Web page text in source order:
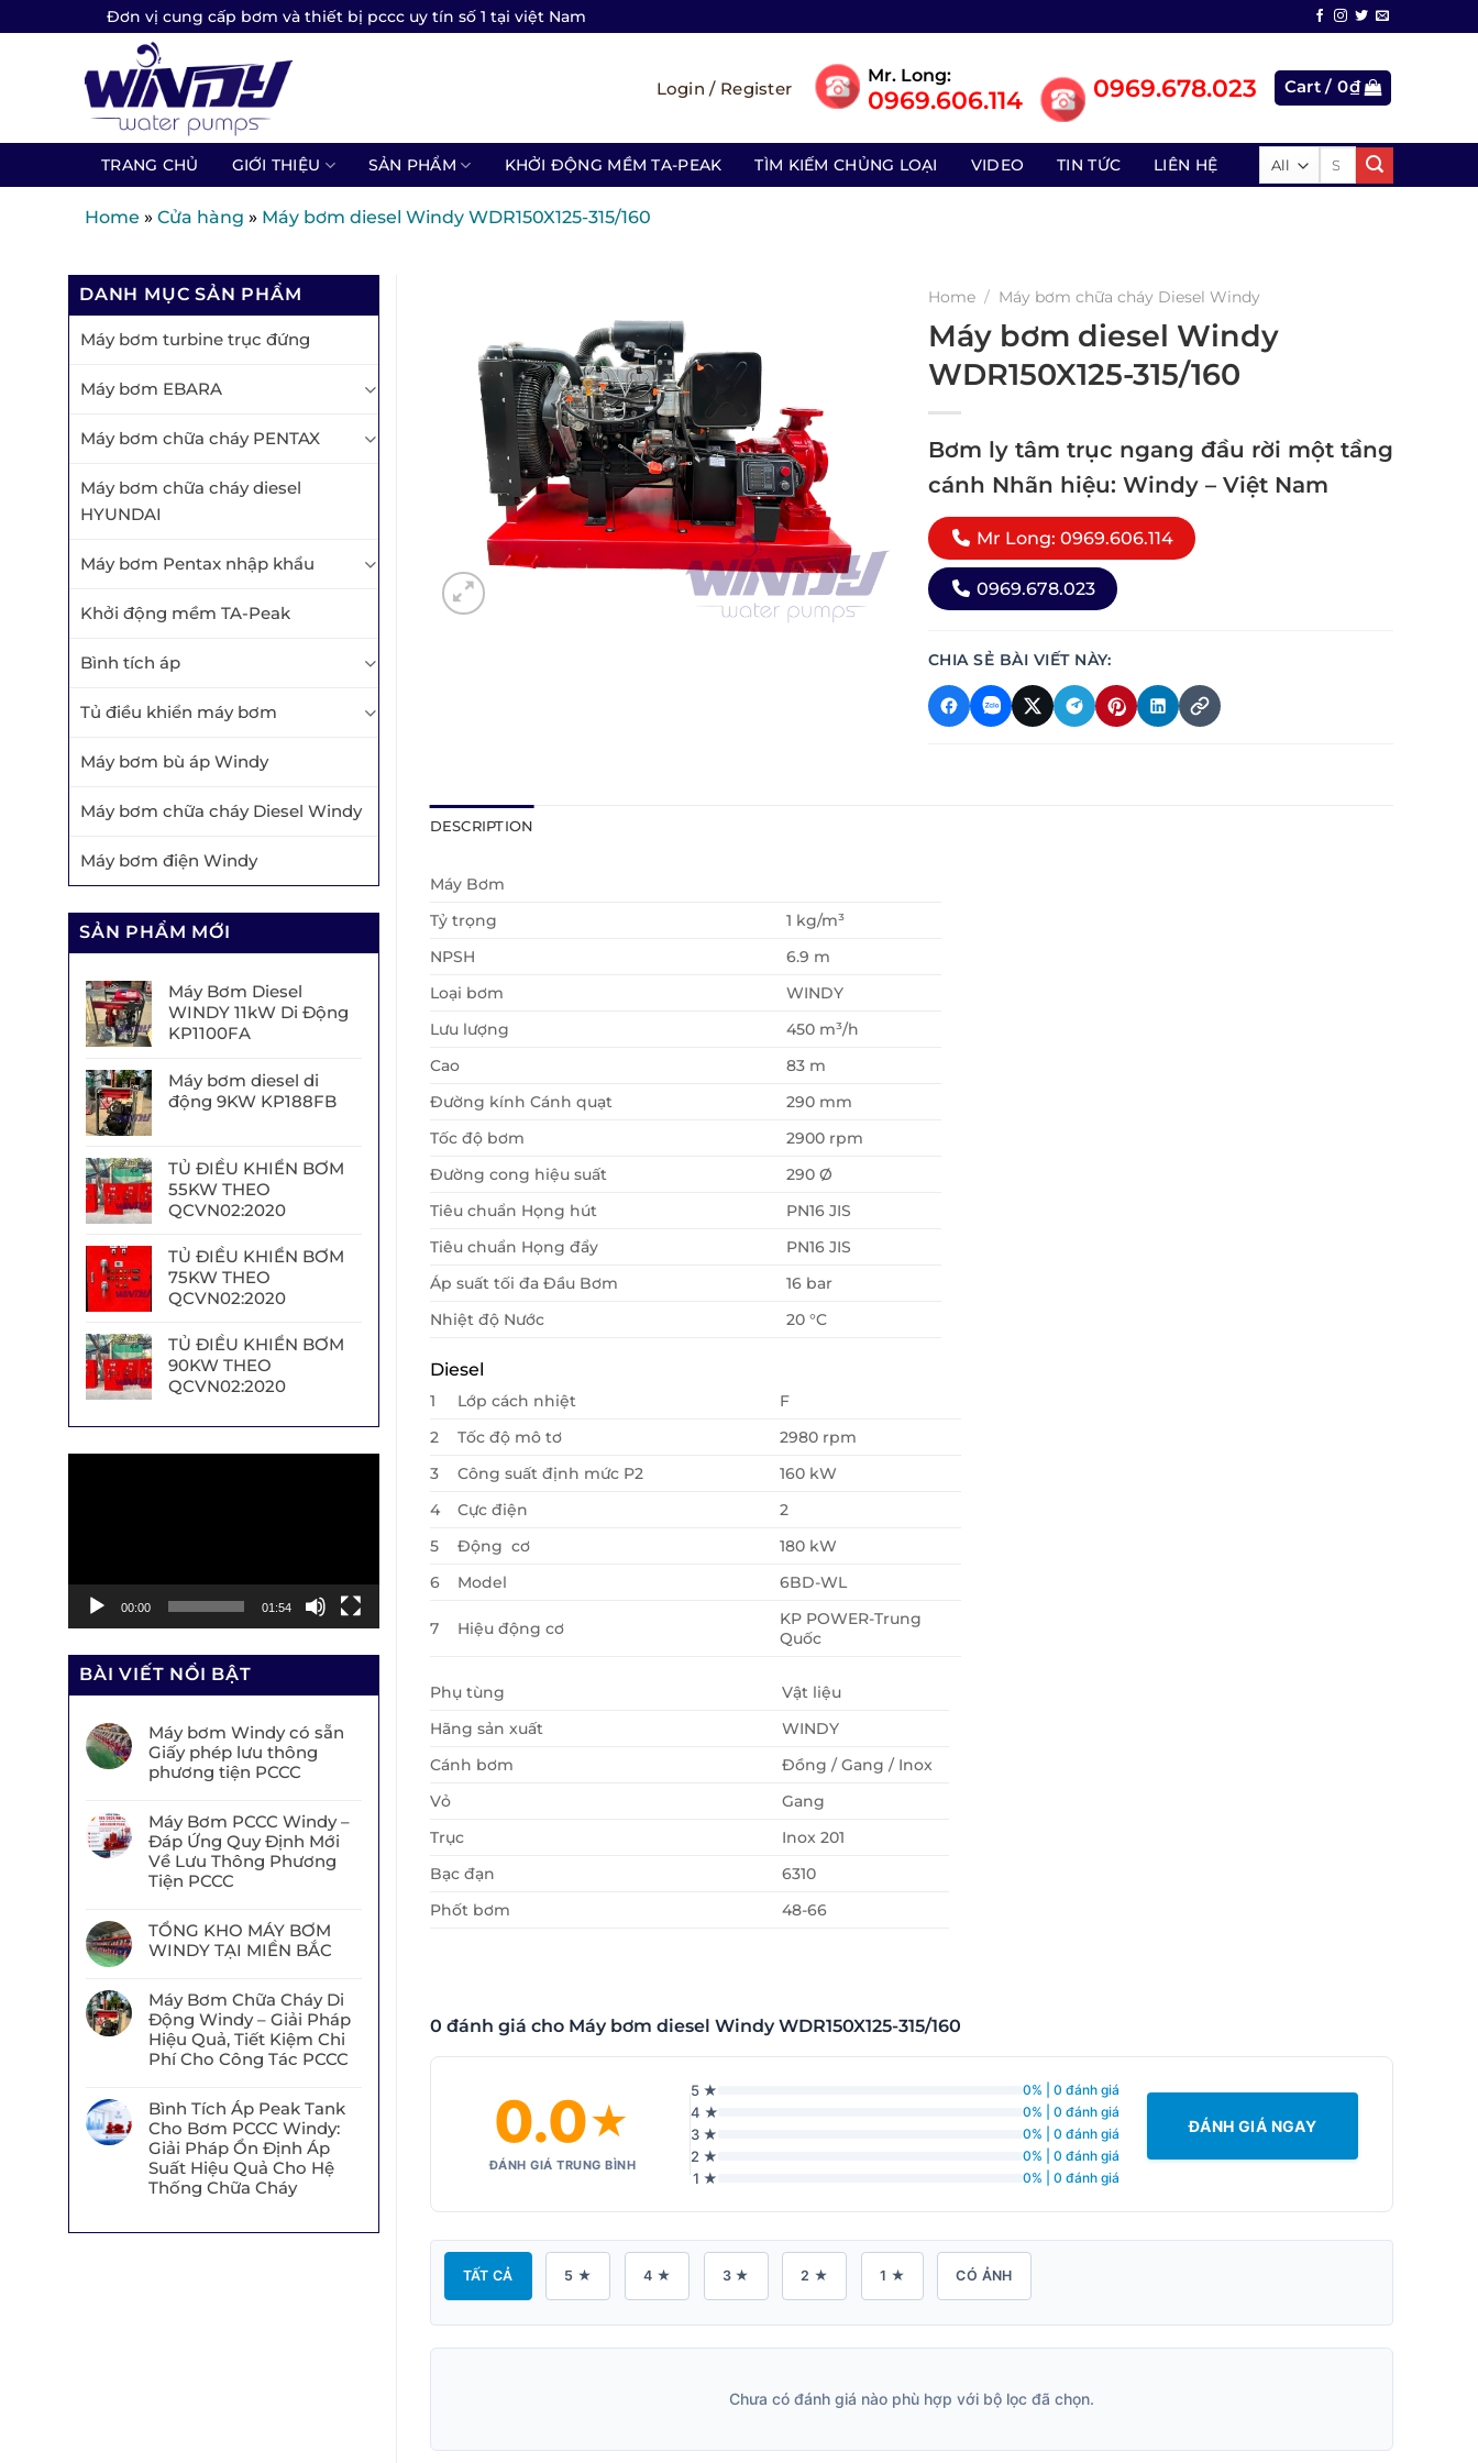
to
Đơn vị cung cấp bơm và thiết bị pccc uy tín số 1 tại việt Nam
Login / Register
Mr. Long:
0969.606.114 0969.678.023 Cart /0₫
TRANG CHỦ GIỚI THIỆU SẢN PHẨM KHỞI ĐỘNG MỀM TA-PEAK TÌM KIẾM CHỦNG LOẠI VIDEO TIN TỨC LIÊN HỆ
Home » Cửa hàng » Máy bơm diesel Windy WDR150X125-315/160
DANH MỤC SẢN PHẨM
Máy bơm turbine trục đứng
Máy bơm EBARA
Máy bơm chữa cháy PENTAX
Máy bơm chữa cháy diesel
HYUNDAI
Máy bơm Pentax nhập khẩu
Khởi động mềm TA-Peak
Bình tích áp
Tủ điều khiển máy bơm
Máy bơm bù áp Windy
Máy bơm chữa cháy Diesel Windy
Máy bơm điện Windy
SẢN PHẨM MỚI
Máy Bơm Diesel
WINDY 11kW Di Động
KP1100FA
Máy bơm diesel di
động 9KW KP188FB
TỦ ĐIỀU KHIỂN BƠM
55KW THEO
QCVN02:2020
TỦ ĐIỀU KHIỂN BƠM
75KW THEO
QCVN02:2020
TỦ ĐIỀU KHIỂN BƠM
90KW THEO
QCVN02:2020
00:00 01:54
BÀI VIẾT NỔI BẬT
Máy bơm Windy có sẵn
Giấy phép lưu thông
phương tiện PCCC
Máy Bơm PCCC Windy –
Đáp Ứng Quy Định Mới
Về Lưu Thông Phương
Tiện PCCC
TỔNG KHO MÁY BƠM
WINDY TẠI MIỀN BẮC
Máy Bơm Chữa Cháy Di
Động Windy – Giải Pháp
Hiệu Quả, Tiết Kiệm Chi
Phí Cho Công Tác PCCC
Bình Tích Áp Peak Tank
Cho Bơm PCCC Windy:
Giải Pháp Ổn Định Áp
Suất Hiệu Quả Cho Hệ
Thống Chữa Cháy
Home / Máy bơm chữa cháy Diesel Windy
Máy bơm diesel Windy
WDR150X125-315/160
Bơm ly tâm trục ngang đầu rời một tầng
cánh Nhãn hiệu: Windy – Việt Nam
Mr Long: 0969.606.114
0969.678.023
CHIA SẺ BÀI VIẾT NÀY:
DESCRIPTION
Máy Bơm
Tỷ trọng
1 kg/m³
NPSH
6.9 m
Loại bơm
WINDY
Lưu lượng
450 m³/h
Cao
83 m
Đường kính Cánh quạt
290 mm
Tốc độ bơm
2900 rpm
Đường cong hiệu suất
290 Ø
Tiêu chuẩn Họng hút
PN16 JIS
Tiêu chuẩn Họng đẩy
PN16 JIS
Áp suất tối đa Đầu Bơm
16 bar
Nhiệt độ Nước
20 °C
Diesel
1 Lớp cách nhiệt
F
2
Tốc độ mô tơ
2980 rpm
3
Công suất định mức P2
160 kW
4
Cực điện
2
5
Động cơ
180 kW
6
Model 6BD-WL
7 Hiệu động cơ
KP POWER-Trung
Quốc
Phụ tùng
Vật liệu
Hãng sản xuất
WINDY
Cánh bơm
Đồng / Gang / Inox
Vỏ
Gang
Trục
Inox 201
Bạc đạn
6310
Phốt bơm
48-66
0 đánh giá cho Máy bơm diesel Windy WDR150X125-315/160
0.0★
ĐÁNH GIÁ TRUNG BÌNH
5 ★ 0% | 0 đánh giá
4 ★ 0% | 0 đánh giá
3 ★ 0% | 0 đánh giá
2 ★ 0% | 0 đánh giá
1 ★ 0% | 0 đánh giá
ĐÁNH GIÁ NGAY
TẤT CẢ 5 ★ 4 ★ 3 ★ 2 ★ 1 ★ CÓ ẢNH
Chưa có đánh giá nào phù hợp với bộ lọc đã chọn.